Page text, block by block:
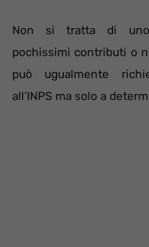
Non si tratta di
pochissimi contributi o
può ugualmente
all’INPS ma solo a